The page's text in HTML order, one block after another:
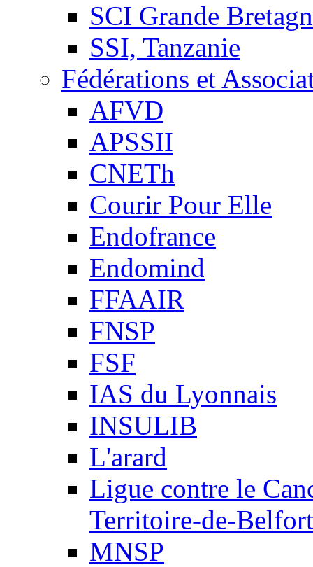
SCI Grande
SSI, Tanzanie
Fédérations et
AFVD
APSSII
CNETh
Courir Pour Elle
Endofrance
Endomind
FFAAIR
FNSP
FSF
IAS du Lyonnais
INSULIB
L'arard
Ligue contre le
Territoire-de-Belfort
MNSP